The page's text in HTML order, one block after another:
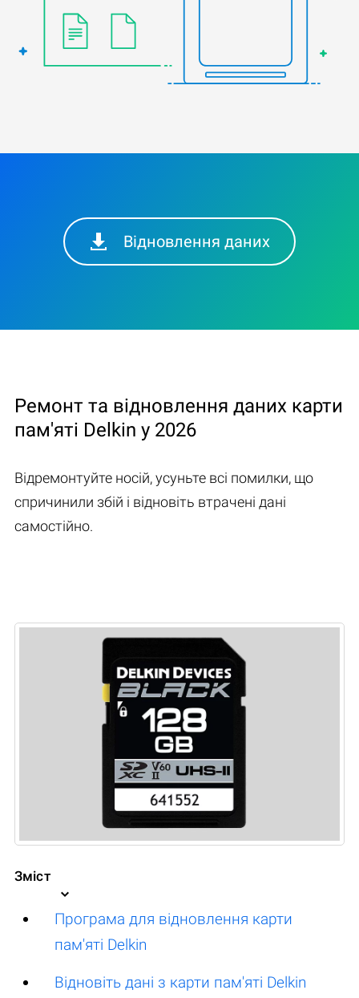
Відновлення даних
Ремонт та відновлення даних карти
пам'яті Delkin у 2026
Відремонтуйте носій, усуньте всі помилки, що
спричинили збій і відновіть втрачені дані
самостійно.
Зміст
Програма для відновлення карти
пам'яті Delkin
Відновіть дані з карти пам'яті Delkin